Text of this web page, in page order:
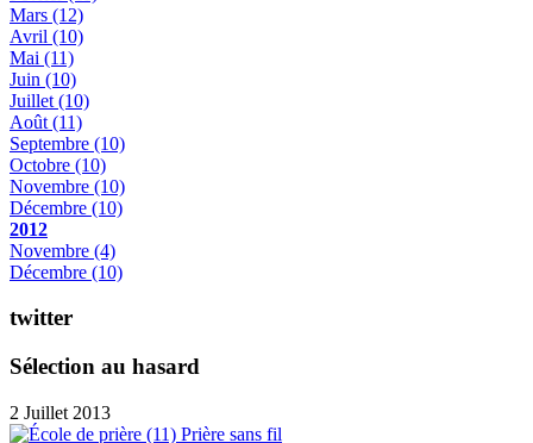
Mars (12)
Avril (10)
Mai (11)
Juin (10)
Juillet (10)
Août (11)
Septembre (10)
Octobre (10)
Novembre (10)
Décembre (10)
2012
Novembre (4)
Décembre (10)
twitter
Sélection au hasard
2 Juillet 2013